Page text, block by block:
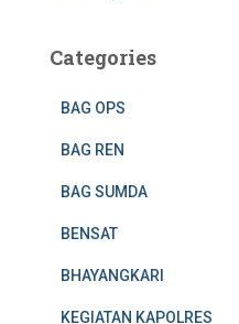
Categories
BAG OPS
BAG REN
BAG SUMDA
BENSAT
BHAYANGKARI
KEGIATAN KAPOLRES